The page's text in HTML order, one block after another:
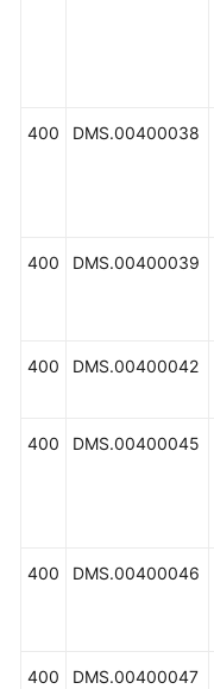
用
品
责
担
议
400 DMS.00400038
400 DMS.00400039
400 DMS.00400042
400 DMS.00400045
400 DMS.00400046
400 DMS.00400047